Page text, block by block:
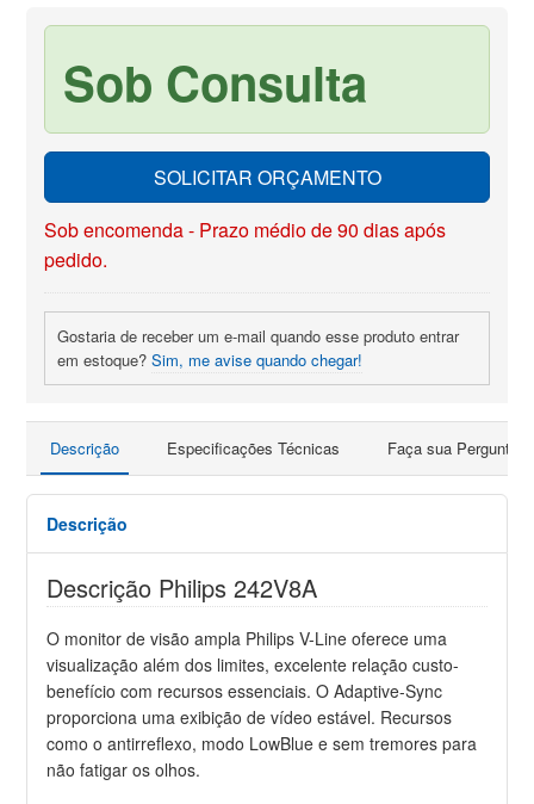
Sob Consulta
SOLICITAR ORÇAMENTO
Sob encomenda - Prazo médio de 90 dias após
pedido.
Gostaria de receber um e-mail quando esse produto entrar
em estoque?Sim, me avise quando chegar!
Descrição Especificações Técnicas Faça sua Pergunta
Descrição
Descrição Philips 242V8A
O monitor de visão ampla Philips V-Line oferece uma
visualização além dos limites, excelente relação custo-
benefício com recursos essenciais. O Adaptive-Sync
proporciona uma exibição de vídeo estável. Recursos
como o antirreflexo, modo LowBlue e sem tremores para
não fatigar os olhos.